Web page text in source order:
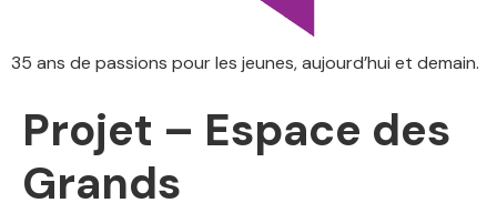
35 ans de passions pour les jeunes, aujourd’hui et demain.
Projet – Espace des
Grands